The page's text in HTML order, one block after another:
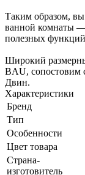
Таким образом, вы
ванной комнаты —
полезных
Широкий
BAU, сопостовим
Двин.
Характеристики
Бренд
Тип
Особенности
Цвет товара
Страна-
изготовитель